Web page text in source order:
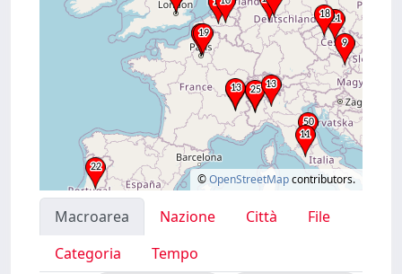
©OpenStreetMapcontributors.
Macroarea Nazione Città
File
Categoria
Tempo